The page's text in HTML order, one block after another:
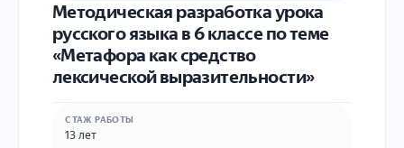
Методическая разработка урока
русского языка в 6 классе по теме
«Метафора как средство
лексической выразительности»
СТАЖ РАБОТЫ
13 лет